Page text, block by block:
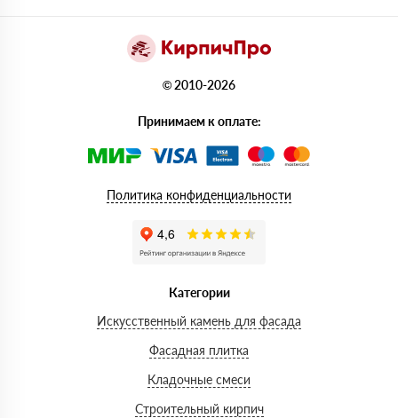
© 2010-2026
Принимаем к оплате:
Политика конфиденциальности
Категории
Искусственный камень для фасада
Фасадная плитка
Кладочные смеси
Строительный кирпич